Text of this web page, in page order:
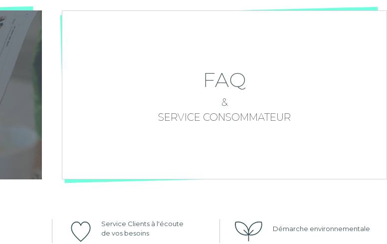
FAQ
&
SERVICE CONSOMMATEUR
Service Clients à l'écoute
de vos besoins
Démarche environnementale